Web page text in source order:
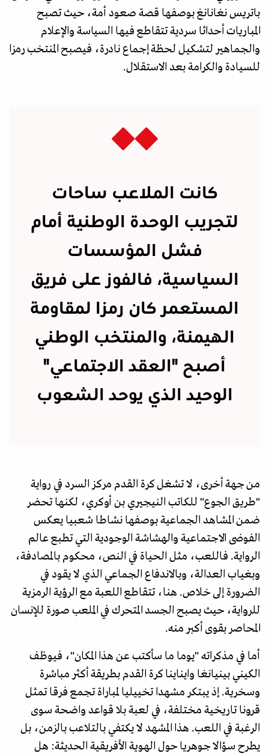
باتريس نغانانغ بوصفها قصة صعود أمة، حيث تصبح
المباريات أحداثا سردية تتقاطع فيها السياسة والإعلام
والجماهير لتشكيل لحظة إجماع نادرة، فيصبح المنتخب رمزا
للسيادة والكرامة بعد الاستقلال.
كانت الملاعب ساحات
لتجريب الوحدة الوطنية أمام
فشل المؤسسات
السياسية، فالفوز على فريق
المستعمر كان رمزا لمقاومة
الهيمنة، والمنتخب الوطني
أصبح "العقد الاجتماعي"
الوحيد الذي يوحد الشعوب
من جهة أخرى، لا تشغل كرة القدم مركز السرد في رواية
"طريق الجوع" للكاتب النيجيري بن أوكري، لكنها تحضر
ضمن المشاهد الجماعية بوصفها نشاطا شعبيا يعكس
الفوضى الاجتماعية والهشاشة الوجودية التي تطبع عالم
الرواية. فاللعب، مثل الحياة في النص، محكوم بالمصادفة،
وبغياب العدالة، وبالاندفاع الجماعي الذي لا يقود في
الضرورة إلى خلاص. هنا، تتقاطع اللعبة مع الرؤية الرمزية
للرواية، حيث يصبح الجسد المتحرك في الملعب صورة للإنسان
المحاصر بقوى أكبر منه.
أما في مذكراته "يوما ما سأكتب عن هذا المكان"، فيوظف
الكيني بينيانغا وايناينا كرة القدم بطريقة أكثر مباشرة
وسخرية. إذ يبتكر مشهدا تخييليا لمباراة تجمع فرقا تمثل
قرونا تاريخية مختلفة، في لعبة بلا قواعد واضحة سوى
الرغبة في اللعب. هذا المشهد لا يكتفي بالتلاعب بالزمن، بل
يطرح سؤالا جوهريا حول الهوية الأفريقية الحديثة: هل